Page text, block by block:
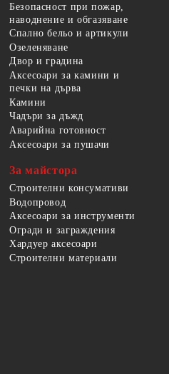
Безопасност при пожар,
наводнение и обгазяване
Спално бельо и артикули
Озеленяване
Двор и градина
Аксесоари за камини и
печки на дърва
Камини
Чадъри за дъжд
Аварийна готовност
Аксесоари за пушачи
За майстора
Строителни консумативи
Водопровод
Аксесоари за инструменти
Огради и заграждения
Хардуер аксесоари
Строителни материали